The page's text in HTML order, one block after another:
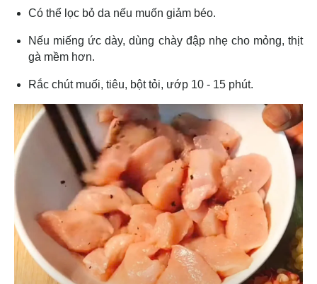
Có thể lọc bỏ da nếu muốn giảm béo.
Nếu miếng ức dày, dùng chày đập nhẹ cho mỏng, thịt
gà mềm hơn.
Rắc chút muối, tiêu, bột tỏi, ướp 10 - 15 phút.